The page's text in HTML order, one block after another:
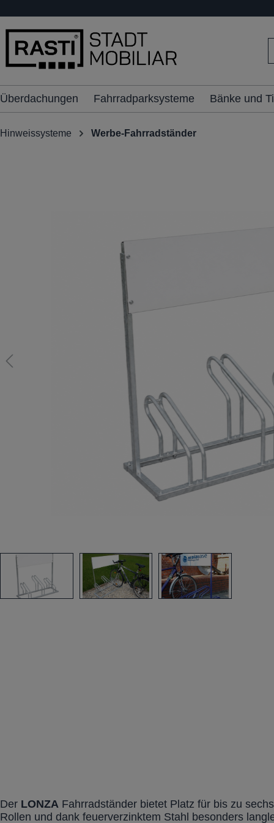
springen
Überdachungen Fahrradparksysteme Bänke und
Hinweissysteme Werbe-Fahrradständer
Der LONZA Fahrradständer bietet Platz für bis zu
Rollen und dank feuerverzinktem Stahl besonders